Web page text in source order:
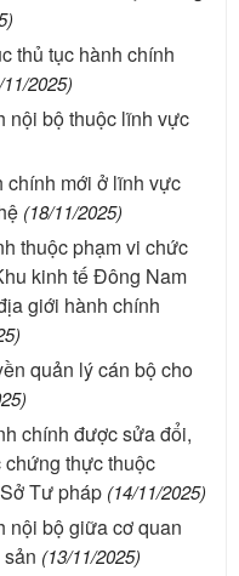
thủ tục hành chính
2025)
nội bộ thuộc lĩnh vực
chính mới ở lĩnh vực
(18/11/2025)
thuộc phạm vi chức
kinh tế Đông Nam
giới hành chính
quản lý cán bộ cho
chính được sửa đổi,
thực thuộc
Tư pháp (14/11/2025)
nội bộ giữa cơ quan
(13/11/2025)